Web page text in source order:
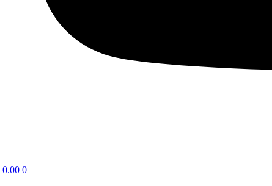
0.00 0